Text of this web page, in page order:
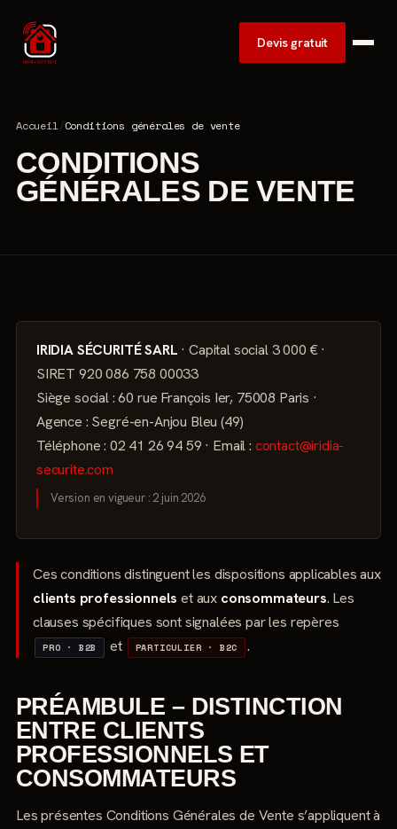
Devis gratuit
Accueil/Conditions générales de vente
CONDITIONS
GÉNÉRALES DE VENTE
IRIDIA SÉCURITÉ SARL · Capital social 3 000 € ·
SIRET 920 086 758 00033
Siège social : 60 rue François Ier, 75008 Paris ·
Agence : Segré-en-Anjou Bleu (49)
Téléphone : 02 41 26 94 59 · Email : contact@iridia-
securite.com
Version en vigueur : 2 juin 2026
Ces conditions distinguent les dispositions applicables aux
clients professionnels et aux consommateurs. Les
clauses spécifiques sont signalées par les repères
PRO · B2B et PARTICULIER · B2C .
PRÉAMBULE – DISTINCTION
ENTRE CLIENTS
PROFESSIONNELS ET
CONSOMMATEURS
Les présentes Conditions Générales de Vente s’appliquent à